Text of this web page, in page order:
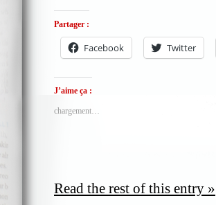
Partager :
Facebook Twitter
J’aime ça :
chargement…
Read the rest of this entry »